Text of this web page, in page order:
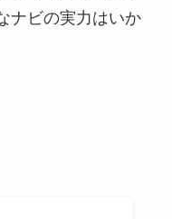
ナビの実力はいか